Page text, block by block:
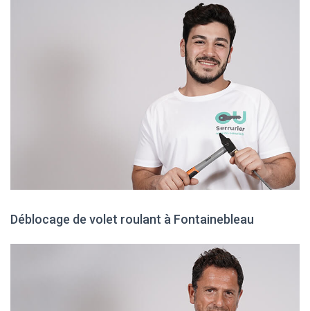
Déblocage de volet roulant à Fontainebleau